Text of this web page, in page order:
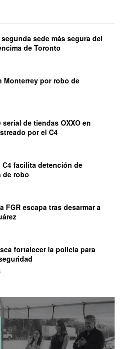
sede más segura del
de Toronto
Monterrey por robo de
serial de tiendas OXXO en
por el C4
facilita detención de
de robo
FGR escapa tras desarmar a
fortalecer la policía para